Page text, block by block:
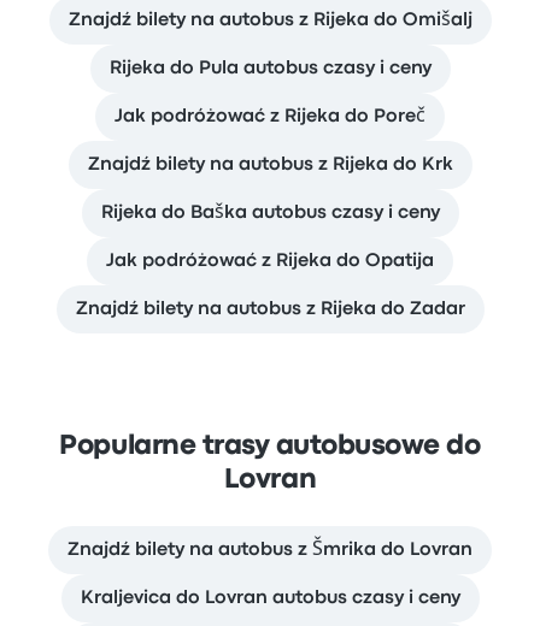
Znajdź bilety na autobus z Rijeka do Omišalj
Rijeka do Pula autobus czasy i ceny
Jak podróżować z Rijeka do Poreč
Znajdź bilety na autobus z Rijeka do Krk
Rijeka do Baška autobus czasy i ceny
Jak podróżować z Rijeka do Opatija
Znajdź bilety na autobus z Rijeka do Zadar
Popularne trasy autobusowe do
Lovran
Znajdź bilety na autobus z Šmrika do Lovran
Kraljevica do Lovran autobus czasy i ceny